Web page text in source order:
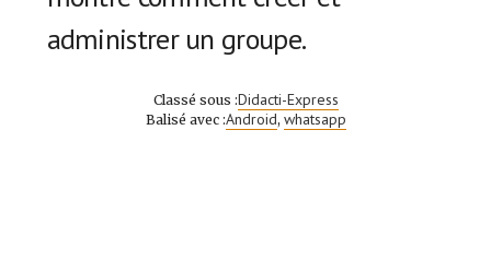
administrer un groupe.
Classé sous :Didacti-Express
Balisé avec :Android, whatsapp